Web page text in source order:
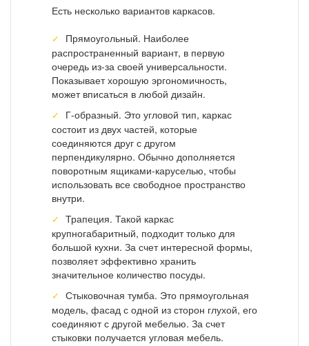
Есть несколько вариантов каркасов.
Прямоугольный. Наиболее
распространенный вариант, в первую
очередь из-за своей универсальности.
Показывает хорошую эргономичность,
может вписаться в любой дизайн.
Г-образный. Это угловой тип, каркас
состоит из двух частей, которые
соединяются друг с другом
перпендикулярно. Обычно дополняется
поворотным ящиками-каруселью, чтобы
использовать все свободное пространство
внутри.
Трапеция. Такой каркас
крупногабаритный, подходит только для
большой кухни. За счет интересной формы,
позволяет эффективно хранить
значительное количество посуды.
Стыковочная тумба. Это прямоугольная
модель, фасад с одной из сторон глухой, его
соединяют с другой мебелью. За счет
стыковки получается угловая мебель.